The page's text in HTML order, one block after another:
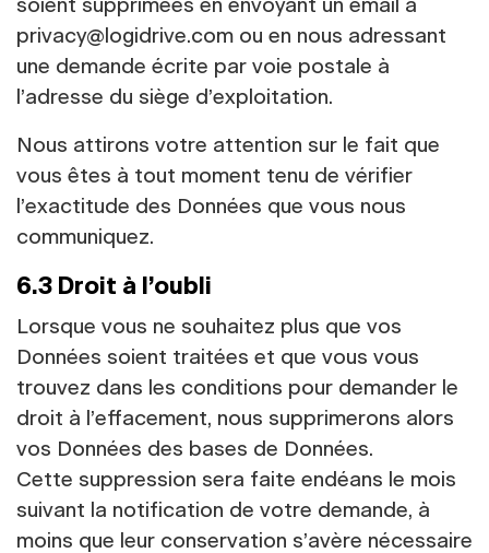
soient supprimées en envoyant un email à
privacy@logidrive.com ou en nous adressant
une demande écrite par voie postale à
l’adresse du siège d’exploitation.
Nous attirons votre attention sur le fait que
vous êtes à tout moment tenu de vérifier
l’exactitude des Données que vous nous
communiquez.
6.3 Droit à l’oubli
Lorsque vous ne souhaitez plus que vos
Données soient traitées et que vous vous
trouvez dans les conditions pour demander le
droit à l’effacement, nous supprimerons alors
vos Données des bases de Données.
Cette suppression sera faite endéans le mois
suivant la notification de votre demande, à
moins que leur conservation s’avère nécessaire